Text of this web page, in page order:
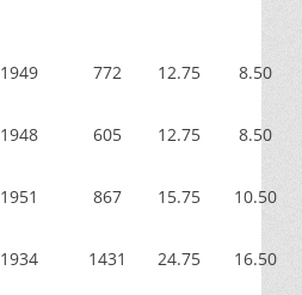
1949 772 12.75 8.50
1948 605 12.75 8.50
1951 867 15.75 10.50
1934 1431 24.75 16.50